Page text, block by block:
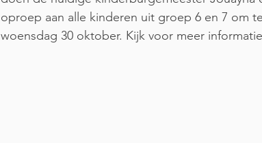
oproep aan alle kinderen uit groep 6 en 7 om
woensdag 30 oktober. Kijk voor meer